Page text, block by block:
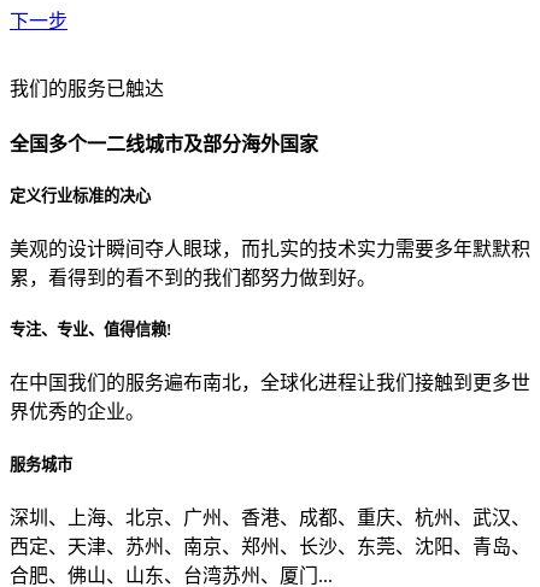
下一步
贵公司预算范围是？
贵公司的团队规模是？
目前主要的营销渠道是？
我们的服务已触达
全国多个一二线城市及部分海外国家
定义行业标准的决心
美观的设计瞬间夺人眼球，而扎实的技术实力需要多年默默积
累，看得到的看不到的我们都努力做到好。
专注、专业、值得信赖!
在中国我们的服务遍布南北，全球化进程让我们接触到更多世
界优秀的企业。
服务城市
深圳、上海、北京、广州、香港、成都、重庆、杭州、武汉、
西定、天津、苏州、南京、郑州、长沙、东莞、沈阳、青岛、
合肥、佛山、山东、台湾苏州、厦门...